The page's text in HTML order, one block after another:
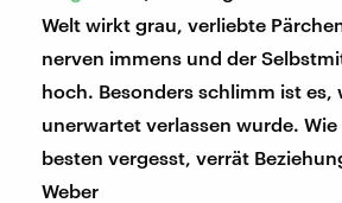
Welt wirkt grau, verliebte
nerven immens und der
hoch. Besonders schlimm ist es,
unerwartet verlassen wurde.
besten vergesst, verrät
Weber